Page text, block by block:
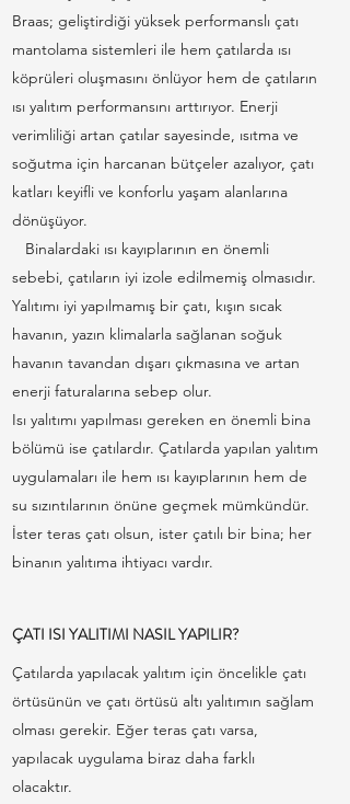
Braas; geliştirdiği yüksek performanslı çatı
mantolama sistemleri ile hem çatılarda ısı
köprüleri oluşmasını önlüyor hem de çatıların
ısı yalıtım performansını arttırıyor. Enerji
verimliliği artan çatılar sayesinde, ısıtma ve
soğutma için harcanan bütçeler azalıyor, çatı
katları keyifli ve konforlu yaşam alanlarına
dönüşüyor.
Binalardaki ısı kayıplarının en önemli
sebebi, çatıların iyi izole edilmemiş olmasıdır.
Yalıtımı iyi yapılmamış bir çatı, kışın sıcak
havanın, yazın klimalarla sağlanan soğuk
havanın tavandan dışarı çıkmasına ve artan
enerji faturalarına sebep olur.
Isı yalıtımı yapılması gereken en önemli bina
bölümü ise çatılardır. Çatılarda yapılan yalıtım
uygulamaları ile hem ısı kayıplarının hem de
su sızıntılarının önüne geçmek mümkündür.
İster teras çatı olsun, ister çatılı bir bina; her
binanın yalıtıma ihtiyacı vardır.
ÇATI ISI YALITIMI NASIL YAPILIR?
Çatılarda yapılacak yalıtım için öncelikle çatı
örtüsünün ve çatı örtüsü altı yalıtımın sağlam
olması gerekir. Eğer teras çatı varsa,
yapılacak uygulama biraz daha farklı
olacaktır.